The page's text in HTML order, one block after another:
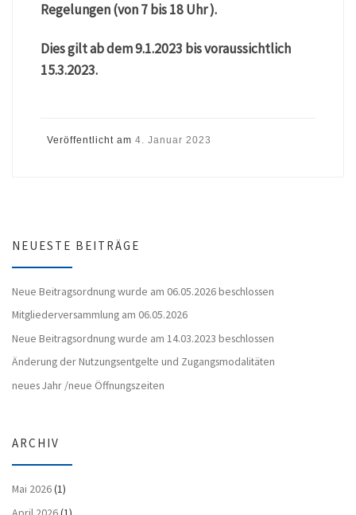
Regelungen (von 7 bis 18 Uhr ).
Dies gilt ab dem 9.1.2023 bis voraussichtlich
15.3.2023.
Veröffentlicht am4. Januar 2023
NEUESTE BEITRÄGE
Neue Beitragsordnung wurde am 06.05.2026 beschlossen
Mitgliederversammlung am 06.05.2026
Neue Beitragsordnung wurde am 14.03.2023 beschlossen
Änderung der Nutzungsentgelte und Zugangsmodalitäten
neues Jahr /neue Öffnungszeiten
ARCHIV
Mai 2026(1)